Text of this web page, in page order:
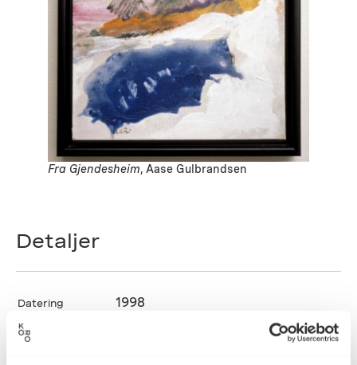
Fra Gjendesheim, Aase Gulbrandsen
Detaljer
Datering 1998